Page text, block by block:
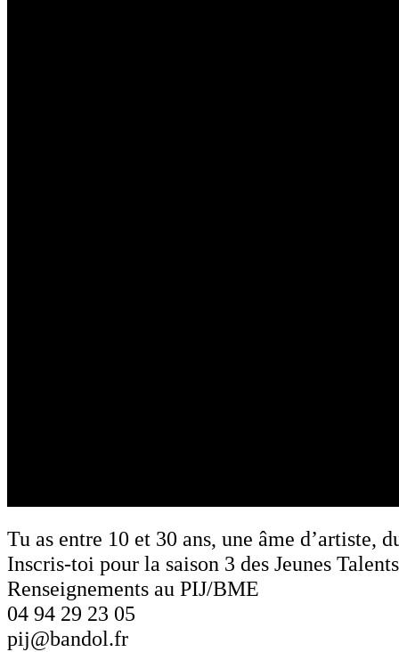
Tu as entre 10 et 30 ans, une âme d’artiste,
Inscris-toi pour la saison 3 des Jeunes
Renseignements au PIJ/BME
04 94 29 23 05
pij@bandol.fr